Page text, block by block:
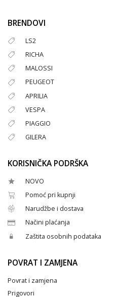
BRENDOVI
LS2
RICHA
MALOSSI
PEUGEOT
APRILIA
VESPA
PIAGGIO
GILERA
KORISNIČKA PODRŠKA
NOVO
Pomoć pri kupnji
Narudžbe i dostava
Načini plaćanja
Zaštita osobnih podataka
POVRAT I ZAMJENA
Povrat i zamjena
Prigovori